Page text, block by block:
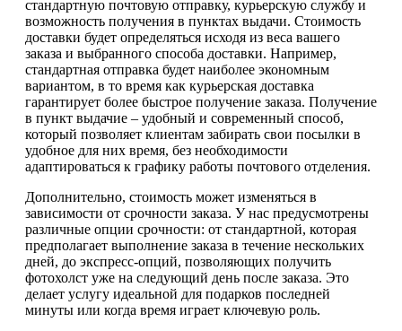
стандартную почтовую отправку, курьерскую службу и
возможность получения в пунктах выдачи. Стоимость
доставки будет определяться исходя из веса вашего
заказа и выбранного способа доставки. Например,
стандартная отправка будет наиболее экономным
вариантом, в то время как курьерская доставка
гарантирует более быстрое получение заказа. Получение
в пункт выдачие – удобный и современный способ,
который позволяет клиентам забирать свои посылки в
удобное для них время, без необходимости
адаптироваться к графику работы почтового отделения.
Дополнительно, стоимость может изменяться в
зависимости от срочности заказа. У нас предусмотрены
различные опции срочности: от стандартной, которая
предполагает выполнение заказа в течение нескольких
дней, до экспресс-опций, позволяющих получить
фотохолст уже на следующий день после заказа. Это
делает услугу идеальной для подарков последней
минуты или когда время играет ключевую роль.